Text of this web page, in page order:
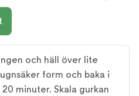
och häll över lite
form och baka i
minuter. Skala gurkan